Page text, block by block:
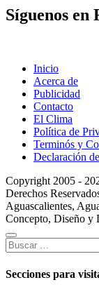
Síguenos en
Inicio
Acerca de
Publicidad
Contacto
El Clima
Política de
Terminós y
Declaración
Copyright 2005 -
Derechos
Aguascalientes,
Concepto, Diseño y
Buscar:
Secciones para